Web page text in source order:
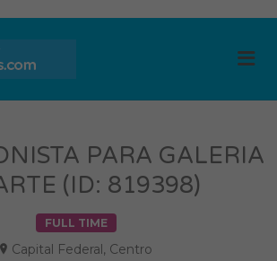
PARA GALERIA
(ID: 819398)
FULL TIME
Capital Federal, Centro